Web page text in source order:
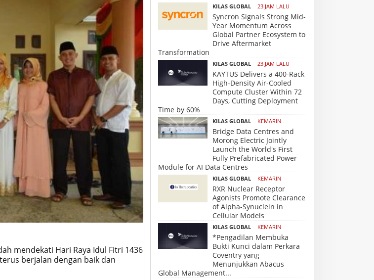
mendekati Hari Raya Idul Fitri 1436
berjalan dengan baik dan
KILAS GLOBAL 23 JAM LALU
Syncron Signals Strong Mid-
Year Momentum Across
Global Partner Ecosystem to
Drive Aftermarket
Transformation
KILAS GLOBAL 23 JAM LALU
KAYTUS Delivers a 400-Rack
High-Density Air-Cooled
Compute Cluster Within 72
Days, Cutting Deployment
Time by 60%
KILAS GLOBAL KEMARIN
Bridge Data Centres and
Morong Electric Jointly
Launch the World's First
Fully Prefabricated Power
Module for AI Data Centres
KILAS GLOBAL KEMARIN
RXR Nuclear Receptor
Agonists Promote Clearance
of Alpha-Synuclein in
Cellular Models
KILAS GLOBAL KEMARIN
*Pengadilan Membuka
Bukti Kunci dalam Perkara
Coventry yang
Menunjukkan Abacus
Global Management...